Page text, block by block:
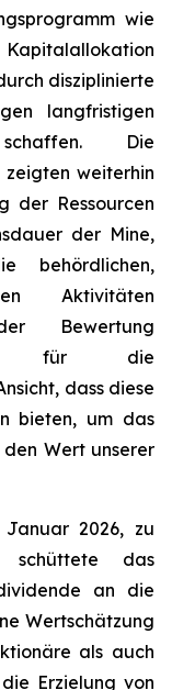
wie
disziplinierte
langfristigen
Die
zeigten weiterhin
der Ressourcen
der Mine,
behördlichen,
Aktivitäten
Bewertung
für die
dass diese
bieten, um das
Wert unserer
2026, zu
schüttete das
an die
Wertschätzung
als auch
Erzielung von